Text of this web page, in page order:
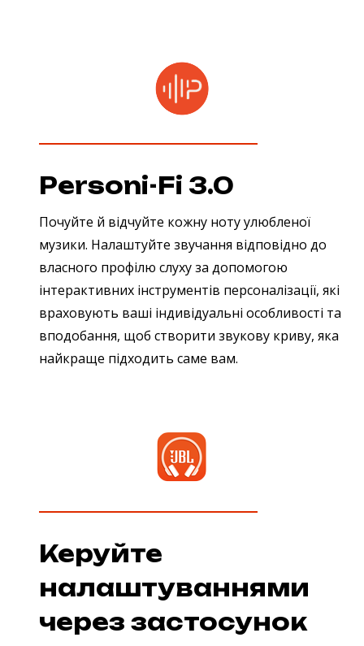
Personi-Fi 3.0
Почуйте й відчуйте кожну ноту улюбленої
музики. Налаштуйте звучання відповідно до
власного профілю слуху за допомогою
інтерактивних інструментів персоналізації, які
враховують ваші індивідуальні особливості та
вподобання, щоб створити звукову криву, яка
найкраще підходить саме вам.
Керуйте
налаштуваннями
через застосунок